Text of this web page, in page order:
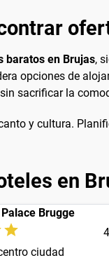
baratos en Brujas,
opciones de
sacrificar la
y cultura.
en
Brugge
ciudad